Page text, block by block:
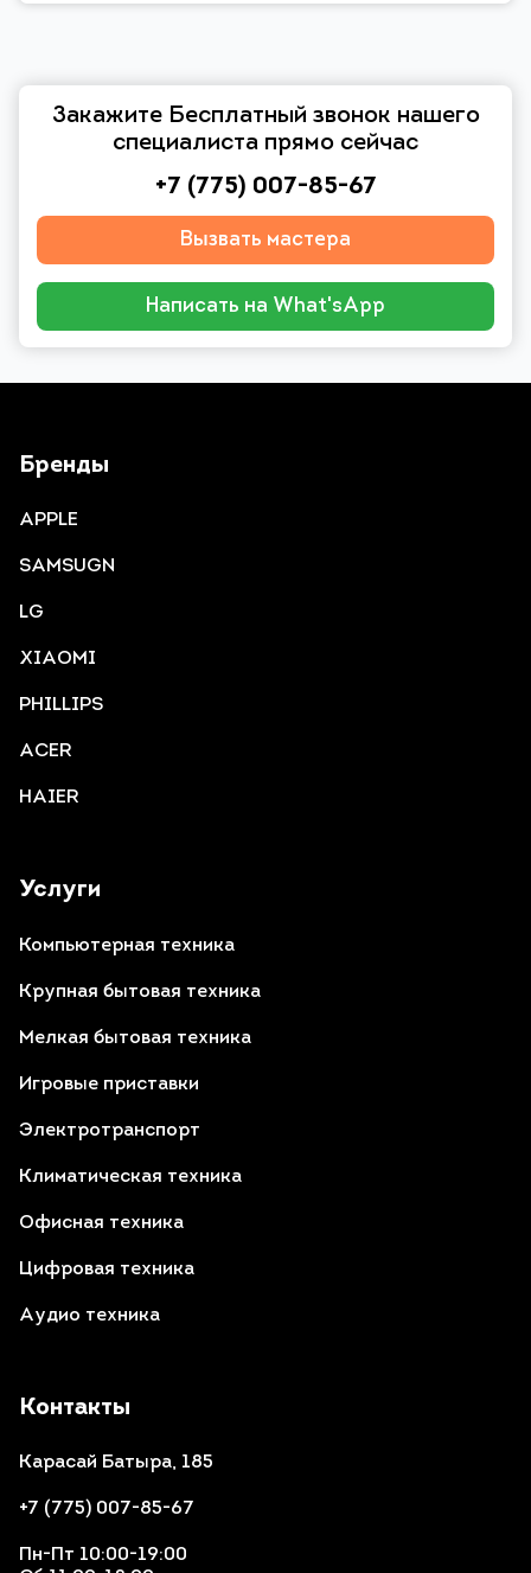
Закажите Бесплатный звонок нашего
специалиста прямо сейчас
+7 (775) 007-85-67
Вызвать мастера
Написать на What'sApp
Контакты
Карасай Батыра, 185
+7 (775) 007-85-67
Пн-Пт 10:00-19:00
Услуги
Компьютерная техника
Крупная бытовая техника
Мелкая бытовая техника
Игровые приставки
Электротранспорт
Климатическая техника
Офисная техника
Цифровая техника
Аудио техника
Бренды
APPLE
SAMSUGN
LG
XIAOMI
PHILLIPS
ACER
HAIER